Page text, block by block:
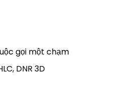
gọi một chạm
DNR 3D